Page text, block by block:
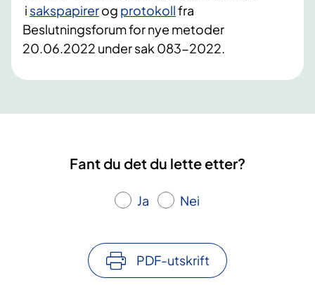
i sakspapirerog protokoll​​ fra
Beslutningsforum for nye metoder
20.06.2022 under sak 083-2022.​
Fant du det du lette etter?
Ja Nei
PDF-utskrift